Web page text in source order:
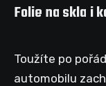
Folie na skla i
Toužíte po
automobilu